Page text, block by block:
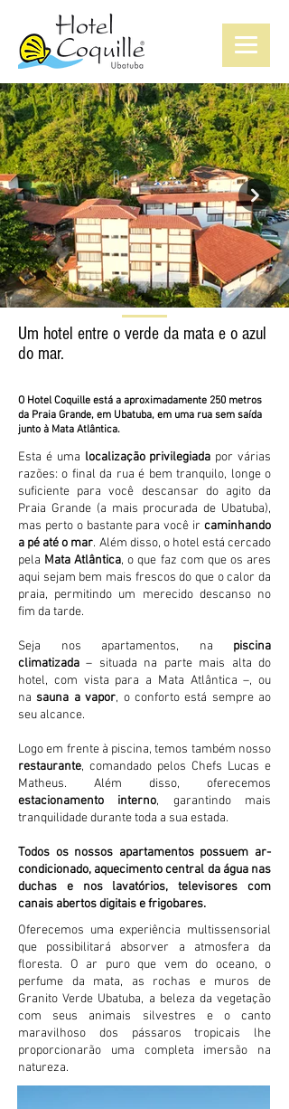
Localização Privilegiada
Um hotel entre o verde da mata e o azul
do mar.
O Hotel Coquille está a aproximadamente 250 metros
da Praia Grande, em Ubatuba, em uma rua sem saída
junto à Mata Atlântica.
Esta é uma localização privilegiada por várias
razões: o final da rua é bem tranquilo, longe o
suficiente para você descansar do agito da
Praia Grande (a mais procurada de Ubatuba),
mas perto o bastante para você ir caminhando
a pé até o mar. Além disso, o hotel está cercado
pela Mata Atlântica, o que faz com que os ares
aqui sejam bem mais frescos do que o calor da
praia, permitindo um merecido descanso no
fim da tarde.
Seja nos apartamentos, na piscina
climatizada – situada na parte mais alta do
hotel, com vista para a Mata Atlântica –, ou
nasauna a vapor, o conforto está sempre ao
seu alcance.
Logo em frente à piscina, temos também nosso
restaurante, comandado pelos Chefs Lucas e
Matheus. Além disso, oferecemos
estacionamento interno, garantindo mais
tranquilidade durante toda a sua estada.
Todos os nossos apartamentos possuem ar-
condicionado, aquecimento central da água nas
duchas e nos lavatórios, televisores com
canais abertos digitais e frigobares.
Oferecemos uma experiência multissensorial
que possibilitará absorver a atmosfera da
floresta. O ar puro que vem do oceano, o
perfume da mata, as rochas e muros de
Granito Verde Ubatuba, a beleza da vegetação
com seus animais silvestres e o canto
maravilhoso dos pássaros tropicais lhe
proporcionarão uma completa imersão na
natureza.